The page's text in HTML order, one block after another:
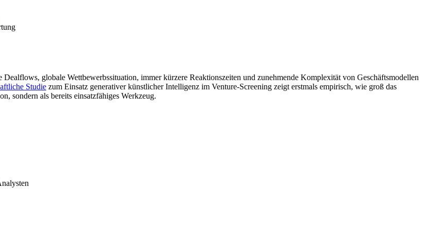
Dealflows, globale Wettbewerbssituation, immer kürzere Reaktionszeiten und zunehmende Komplexität von Geschäftsmodellen
Studie zum Einsatz generativer künstlicher Intelligenz im Venture-Screening zeigt erstmals empirisch, wie groß das
sondern als bereits einsatzfähiges Werkzeug.